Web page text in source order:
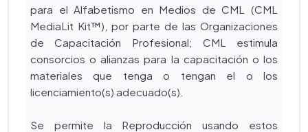
para el Alfabetismo en Medios de CML (CML
MediaLit Kit™), por parte de las Organizaciones
de Capacitación Profesional; CML estimula
consorcios o alianzas para la capacitación o los
materiales que tenga o tengan el o los
licenciamiento(s) adecuado(s).
Se permite la Reproducción usando estos